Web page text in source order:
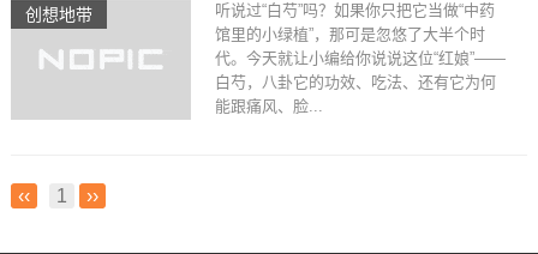
创想地带
听说过“白芍”吗？如果你只把它当做“中药
馆里的小绿植”，那可是忽悠了大半个时
代。今天就让小编给你说说这位“红娘”——
白芍，八卦它的功效、吃法、还有它为何
能跟痛风、脸...
‹‹ 1 ››